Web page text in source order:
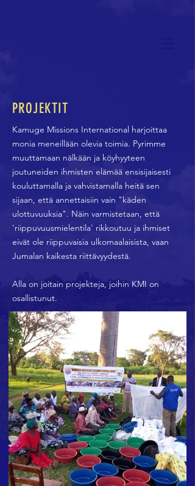
PROJEKTIT
Kamuge Missions International harjoittaa
monia meneillään olevia toimia. Pyrimme
muuttamaan nälkään ja köyhyyteen
joutuneiden ihmisten elämää ensisijaisesti
kouluttamalla ja vahvistamalla heitä sen
sijaan, että annettaisiin vain "käden
ulottuvuuksia". Näin varmistetaan, että
'riippuvuusmielentila' rikkoutuu ja ihmiset
eivät ole riippuvaisia ulkomaalaisista, vaan
Jumalan kaikesta riittävyydestä.
Alla on joitain projekteja, joihin KMI on
osallistunut.